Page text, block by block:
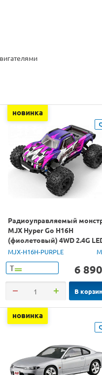
новинка
Радиоуправляемый
MJX Hyper Go H16H
(фиолетовый) 4WD 2.4G
GPS 1/16 RTR
MJX-H16H-PURPLE
Т 6 890
В
новинка